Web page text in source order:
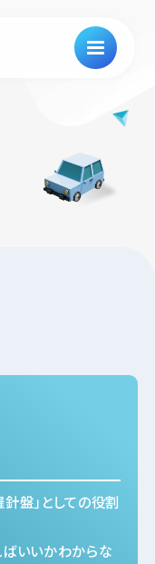
盤」としての役割
ばいいかわからな